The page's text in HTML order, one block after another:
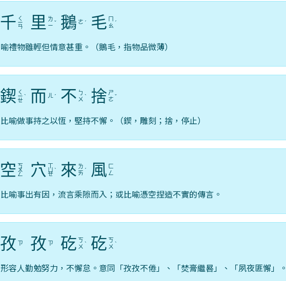
千 ㄑ
ㄧ
ㄢ 里 ㄌ
ㄧ ˇ 鵝 ㄜ ˊ 毛 ㄇ
ㄠ ˊ
喻禮物雖輕但情意甚重。（鵝毛，指物品微薄）
鍥 ㄑ
ㄧ
ㄝ
ˋ 而 ㄦ ˊ 不 ㄅ
ㄨ ˋ 捨 ㄕ
ㄜ ˇ
比喻做事持之以恆，堅持不懈。（鍥，雕刻；捨，停止）
空 ㄎ
ㄨ
ㄥ 穴 ㄒ
ㄩ
ㄝ
ˋ 來 ㄌ
ㄞ ˊ 風 ㄈ
ㄥ
比喻事出有因，流言乘隙而入；或比喻憑空捏造不實的傳言。
孜 ㄗ 孜 ㄗ 矻 ㄎ
ㄨ ˋ 矻 ㄎ
ㄨ ˋ
形容人勤勉努力，不懈怠。意同「孜孜不倦」、「焚膏繼晷」、「夙夜匪懈」。